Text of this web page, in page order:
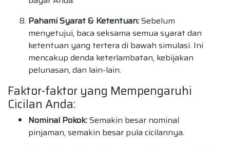
Pahami Syarat & Ketentuan:Sebelum
menyetujui, baca seksama semua syarat dan
ketentuan yang tertera di bawah simulasi. Ini
mencakup denda keterlambatan, kebijakan
pelunasan, dan lain-lain.
Faktor-faktor yang Mempengaruhi
Cicilan Anda:
Nominal Pokok:Semakin besar nominal
pinjaman, semakin besar pula cicilannya.